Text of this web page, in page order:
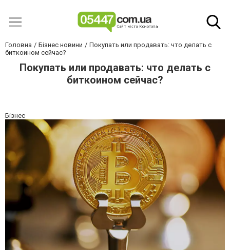
Головна Бізнес новини
Покупать или продавать: что делать с
биткоином сейчас?
Покупать или продавать: что делать с
биткоином сейчас?
Бізнес